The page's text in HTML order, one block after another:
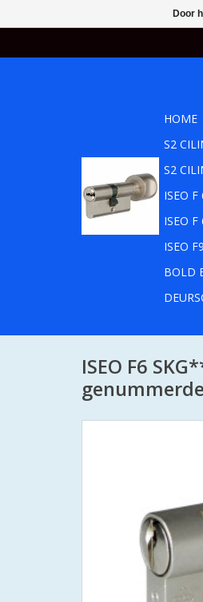
HOME
S2
S2
ISEO
ISEO
ISEO
BOLD
ISEO F6
Door